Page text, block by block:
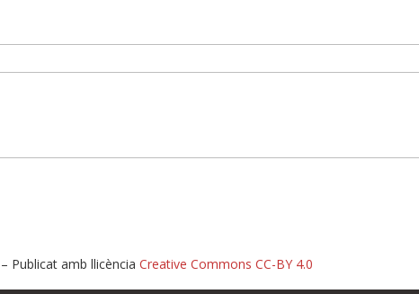
– Publicat amb llicència Creative Commons CC-BY 4.0